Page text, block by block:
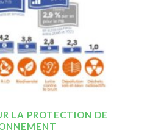
LA PROTECTION DE